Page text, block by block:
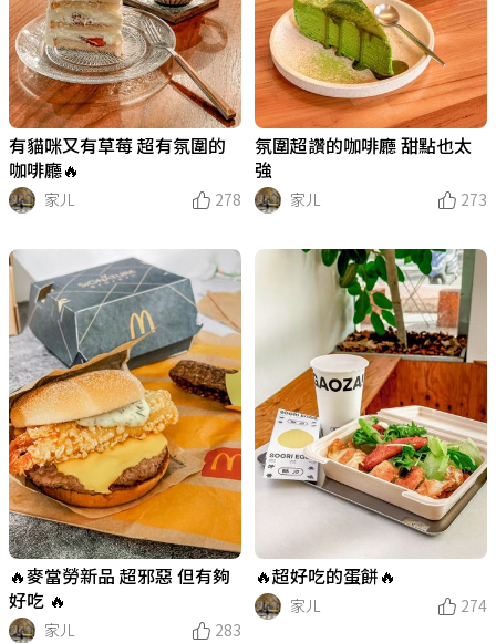
有貓咪又有草莓 超有氛圍的
咖啡廳🔥
家ㄦ
278
氛圍超讚的咖啡廳 甜點也太
強
家ㄦ
273
🔥麥當勞新品 超邪惡 但有夠
好吃 🔥
家ㄦ
283
🔥超好吃的蛋餅🔥
家ㄦ
274